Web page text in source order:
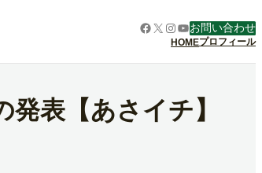
Facebook
X Instagram
YouTube
お問い合わせ
HOMEプロフィール
表【あさイチ】